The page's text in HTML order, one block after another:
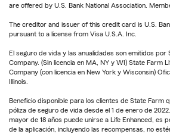
are offered by U.S. Bank National Association.
The creditor and issuer of this credit card is U.S.
pursuant to a license from Visa U.S.A. Inc.
El seguro de vida y las anualidades son emitidos por
Company. (Sin licencia en MA, NY y WI) State Farm
Company (con licencia en New York y Wisconsin)
Illinois.
Beneficio disponible para los clientes de State Farm
póliza de seguro de vida desde el 1 de enero de
mayor de 18 años puede unirse a Life Enhanced, es
de la aplicación, incluyendo las recompensas, no